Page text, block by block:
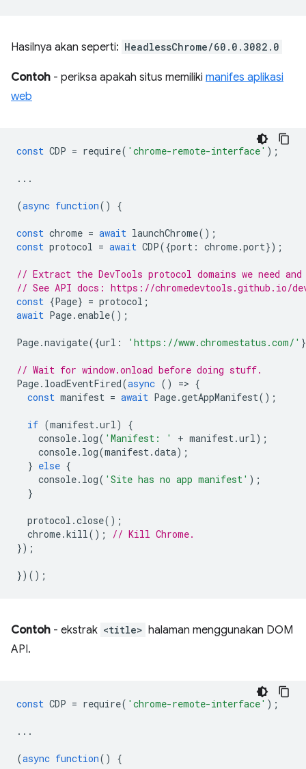
Hasilnya akan seperti: HeadlessChrome/60.0.3082.0
Contoh - periksa apakah situs memiliki manifes aplikasi
web
const CDP = require( 'chrome-remote-interface' );
...
(async function() {
const chrome = await launchChrome();
const protocol = await CDP({port : chrome.port});
// Extract the DevTools protocol domains we need and
// See API docs: https://chromedevtools.github.io/
const {Page} = protocol ;
await Page. enable();
Page.navigate({url : 'https://www.chromestatus.com/'
// Wait for window.onload before doing stuff.
Page. loadEventFired(async () => {
const manifest = await Page.getAppManifest();
if (manifest.url)
{
console. log( 'Manifest: ' + manifest.url);
console. log(manifest.data);
} else {
console. log( 'Site has no app manifest' );
}
protocol .close();
chrome.kill();
// Kill Chrome.
});
})();
Contoh - ekstrak <title> halaman menggunakan DOM
API.
const CDP = require( 'chrome-remote-interface' );
...
(async function() {